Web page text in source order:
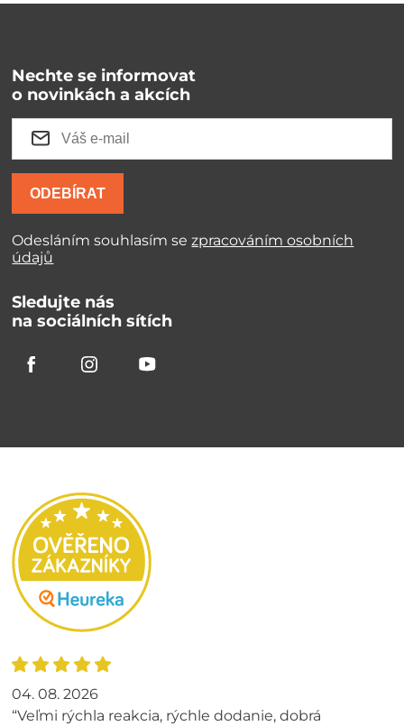
Nechte se informovat
o novinkách a akcích
ODEBÍRAT
Odesláním souhlasím sezpracováním osobních
údajů
Sledujte nás
na sociálních sítích
04. 08. 2026
“Veľmi rýchla reakcia, rýchle dodanie, dobrá